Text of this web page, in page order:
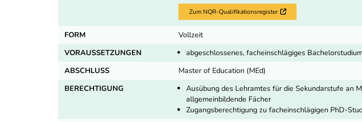
Zum NQR-Qualifikationsregister Externer Link
FORM
Vollzeit
VORAUSSETZUNGEN
abgeschlossenes, facheinschlägiges
ABSCHLUSS
Master of Education (MEd)
BERECHTIGUNG
Ausübung des Lehramtes für die Sekundarstufe an
allgemeinbildende Fächer
Zugangsberechtigung zu facheinschlägigen PhD-